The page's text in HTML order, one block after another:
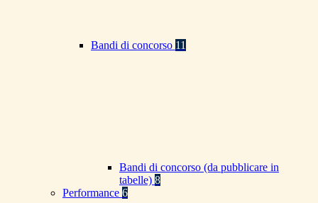
Bandi di concorso 11
Bandi di concorso (da pubblicare in
tabelle) 8
Performance 6